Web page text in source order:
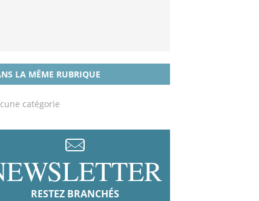
LA MÊME RUBRIQUE
catégorie
RESTEZ BRANCHÉS